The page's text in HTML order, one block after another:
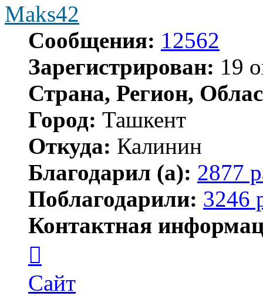
Maks42
Сообщения: 12562
Зарегистрирован: 19
Страна, Регион,
Город: Ташкент
Откуда: Калинин
Благодарил (а): 2877
Поблагодарили: 3246
Контактная
пользователя
Maks42
Сайт